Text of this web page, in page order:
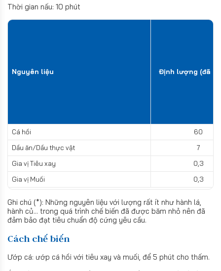
Thời gian nấu: 10 phút
Nguyên liệu Định lượng (đã
Cá hồi
60
Dầu ăn/Dầu thực vật
7
Gia vị Tiêu xay
0,3
Gia vị Muối
0,3
Ghi chú (*): Những nguyên liệu với lượng rất ít như hành lá,
hành củ... trong quá trình chế biến đã được băm nhỏ nên đã
đảm bảo đạt tiêu chuẩn độ cứng yêu cầu.
Cách chế biến
Ướp cá: ướp cá hồi với tiêu xay và muối, để 5 phút cho thấm.